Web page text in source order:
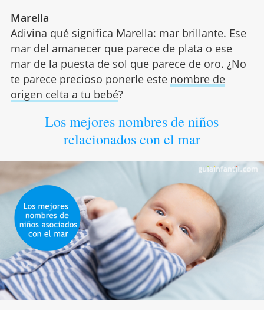
Marella
Adivina qué significa Marella: mar brillante. Ese
mar del amanecer que parece de plata o ese
mar de la puesta de sol que parece de oro. ¿No
te parece precioso ponerle este nombre de
origen celta a tu bebé?
Los mejores nombres de niños
relacionados con el mar